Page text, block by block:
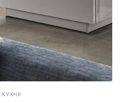
КУХНЯ